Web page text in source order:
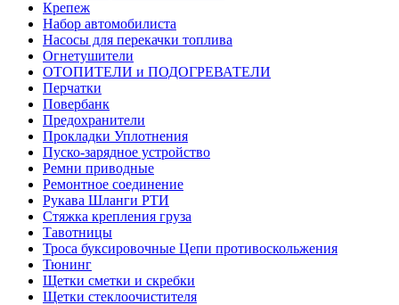
Крепеж
Набор автомобилиста
Насосы для перекачки топлива
Огнетушители
ОТОПИТЕЛИ и ПОДОГРЕВАТЕЛИ
Перчатки
Повербанк
Предохранители
Прокладки Уплотнения
Пуско-зарядное устройство
Ремни приводные
Ремонтное соединение
Рукава Шланги РТИ
Стяжка крепления груза
Тавотницы
Троса буксировочные Цепи противоскольжения
Тюнинг
Щетки сметки и скребки
Щетки стеклоочистителя